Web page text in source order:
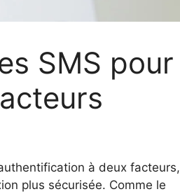
SMS pour
à deux facteurs,
plus sécurisée. Comme le